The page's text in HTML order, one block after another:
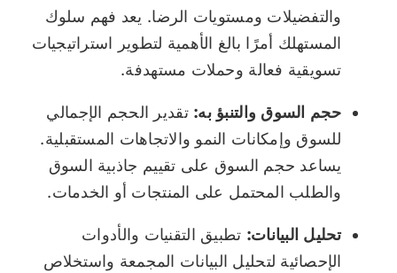
والتفضيلات ومستويات الرضا. يعد فهم سلوك
المستهلك أمرًا بالغ الأهمية لتطوير استراتيجيات
تسويقية فعالة وحملات مستهدفة.
حجم السوق والتنبؤ به: تقدير الحجم الإجمالي
للسوق وإمكانات النمو والاتجاهات المستقبلية.
يساعد حجم السوق على تقييم جاذبية السوق
والطلب المحتمل على المنتجات أو الخدمات.
تحليل البيانات: تطبيق التقنيات والأدوات
الإحصائية لتحليل البيانات المجمعة واستخلاص